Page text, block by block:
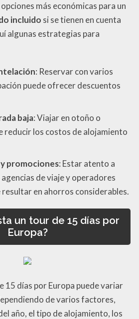
más económicas para un
incluido si se tienen en cuenta
algunas estrategias para
: Reservar con varios
puede ofrecer descuentos
baja: Viajar en otoño o
reducir los costos de alojamiento
promociones: Estar atento a
de viaje y operadores
en ahorros considerables.
un tour de 15 días por
Europa?
15 días por Europa puede variar
de varios factores,
año, el tipo de alojamiento, los